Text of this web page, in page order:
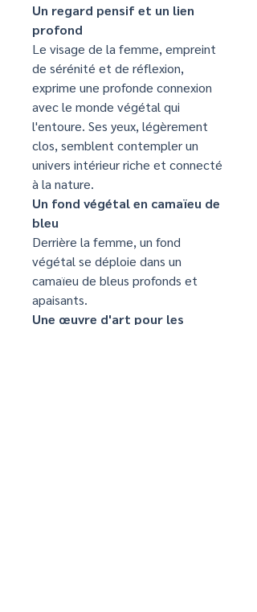
Un regard pensif et un lien
profond
Le visage de la femme, empreint
de sérénité et de réflexion,
exprime une profonde connexion
avec le monde végétal qui
l'entoure. Ses yeux, légèrement
clos, semblent contempler un
univers intérieur riche et connecté
à la nature.
Un fond végétal en camaïeu de
bleu
Derrière la femme, un fond
végétal se déploie dans un
camaïeu de bleus profonds et
apaisants.
Une œuvre d'art pour les